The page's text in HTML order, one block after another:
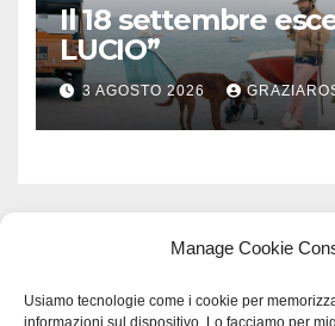
Manage Cookie
Usiamo tecnologie come i cookie per
informazioni sul dispositivo. Lo facciamo per
Il 18 settembre
LUCIO”
3 AGOSTO 2026